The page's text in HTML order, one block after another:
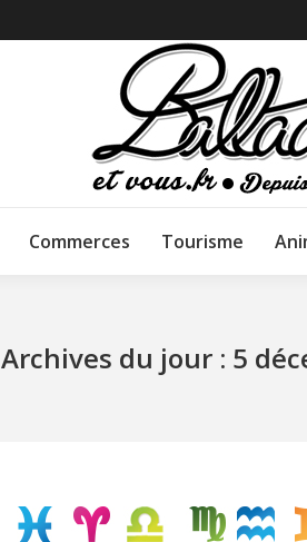
Commerces Tourisme
Archives du jour : 5